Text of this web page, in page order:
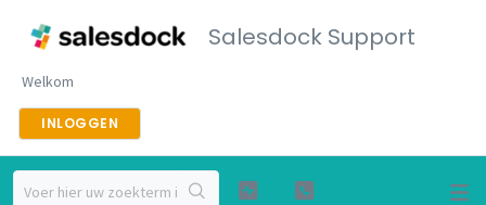
Salesdock Support
Welkom
INLOGGEN